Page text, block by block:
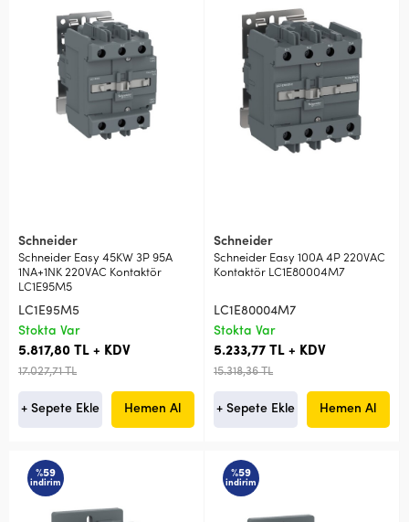
Schneider
Schneider Easy 45KW 3P 95A
1NA+1NK 220VAC Kontaktör
LC1E95M5
LC1E95M5
Stokta Var
5.817,80 TL + KDV
17.027,71 TL
+ Sepete Ekle Hemen Al
Schneider
Schneider Easy 100A 4P 220VAC
Kontaktör LC1E80004M7
LC1E80004M7
Stokta Var
5.233,77 TL + KDV
15.318,36 TL
+ Sepete Ekle Hemen Al
%59
indirim
%59
indirim